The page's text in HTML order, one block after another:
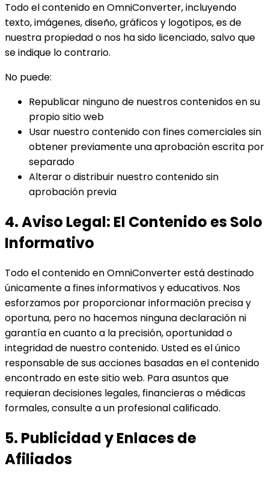
Todo el contenido en OmniConverter, incluyendo
texto, imágenes, diseño, gráficos y logotipos, es de
nuestra propiedad o nos ha sido licenciado, salvo que
se indique lo contrario.
No puede:
Republicar ninguno de nuestros contenidos en su
propio sitio web
Usar nuestro contenido con fines comerciales sin
obtener previamente una aprobación escrita por
separado
Alterar o distribuir nuestro contenido sin
aprobación previa
4. Aviso Legal: El Contenido es Solo
Informativo
Todo el contenido en OmniConverter está destinado
únicamente a fines informativos y educativos. Nos
esforzamos por proporcionar información precisa y
oportuna, pero no hacemos ninguna declaración ni
garantía en cuanto a la precisión, oportunidad o
integridad de nuestro contenido. Usted es el único
responsable de sus acciones basadas en el contenido
encontrado en este sitio web. Para asuntos que
requieran decisiones legales, financieras o médicas
formales, consulte a un profesional calificado.
5. Publicidad y Enlaces de
Afiliados